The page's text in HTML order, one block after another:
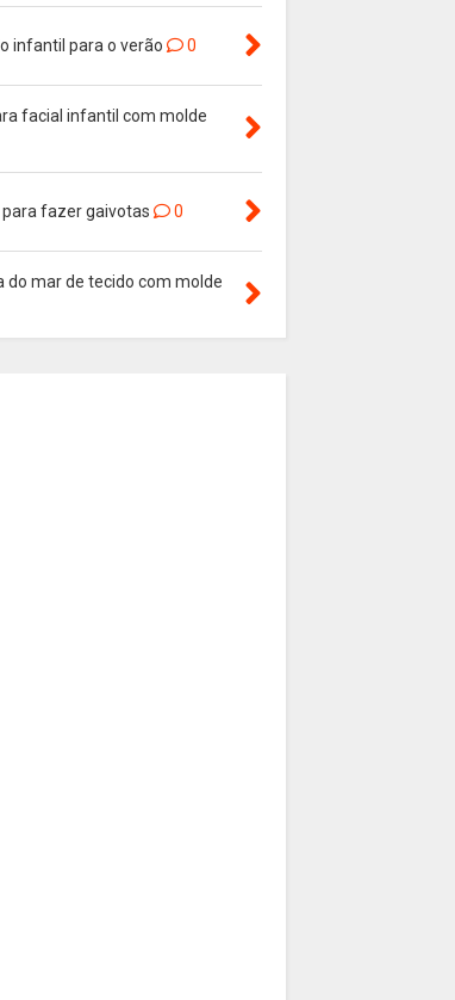
infantil para o verão 0
facial infantil com molde
para fazer gaivotas 0
do mar de tecido com molde